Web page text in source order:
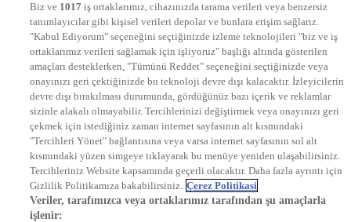
STAR
EURO STAR
KRAL POP TV
DYG Radyolar
NTV RADYO
KRAL FM
KRAL POP
EKSEN
VOYAGE
DYG Dijital
ntv.com.tr
ntvspor.net
secim.ntv.com.tr
startv.com.tr
kralmuzik.com.tr
Biz ve 1017 iş ortaklarımız, cihazınızda tarama verileri veya benzersiz
tanımlayıcılar gibi kişisel verileri depolar ve bunlara erişim sağlarız.
"Kabul Ediyorum" seçeneğini seçtiğinizde izleme teknolojileri "biz ve iş
ortaklarımız verileri sağlamak için işliyoruz" başlığı altında gösterilen
amaçları desteklerken, "Tümünü Reddet" seçeneğini seçtiğinizde veya
onayınızı geri çektiğinizde bu teknoloji devre dışı kalacaktır. İzleyicilerin
devre dışı bırakılması durumunda, gördüğünüz bazı içerik ve reklamlar
sizinle alakalı olmayabilir. Tercihlerinizi değiştirmek veya onayınızı geri
çekmek için istediğiniz zaman internet sayfasının alt kısmındaki
"Tercihleri Yönet" bağlantısına veya varsa internet sayfasının sol alt
kısmındaki yüzen simgeye tıklayarak bu menüye yeniden ulaşabilirsiniz.
Tercihleriniz Website kapsamında geçerli olacaktır. Daha fazla ayrıntı için
Gizlilik Politikamıza bakabilirsiniz. Çerez Politikasi
Veriler, tarafımızca veya ortaklarımız tarafından şu amaçlarla
işlenir: